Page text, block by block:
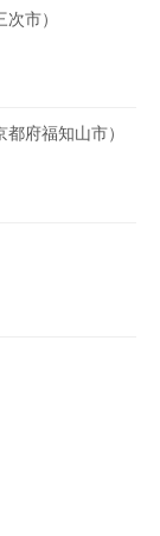
市）
府福知山市）